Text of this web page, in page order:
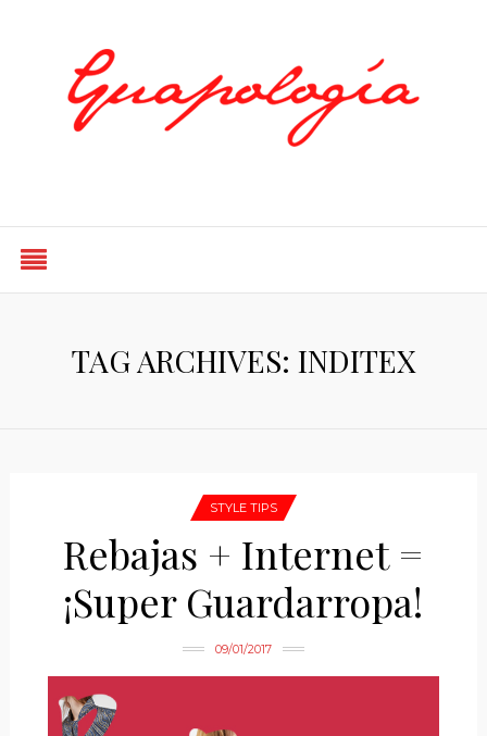
TAG ARCHIVES: INDITEX
STYLE TIPS
Rebajas + Internet =
¡Super Guardarropa!
09/01/2017